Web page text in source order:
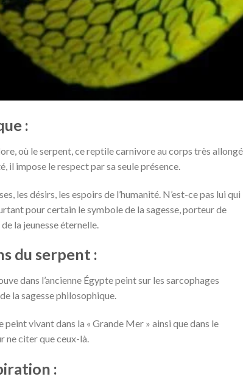
:
où le serpent, ce reptile carnivore au corps très
il impose le respect par sa seule présence.
les désirs, les espoirs de l’humanité. N’est-ce pas lui qui
pour certain le symbole de la sagesse, porteur de
la jeunesse éternelle.
du serpent :
dans l’ancienne Égypte peint sur les sarcophages
la sagesse philosophique.
vivant dans la « Grande Mer » ainsi que dans le
ne citer que ceux-là.
: